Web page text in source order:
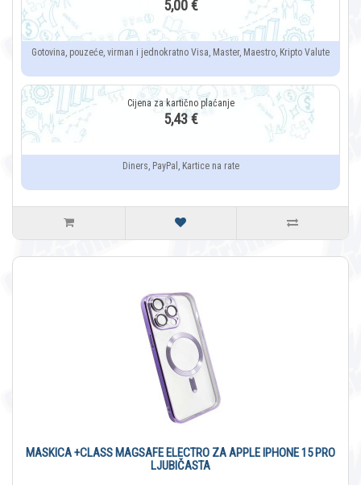
5,00 €
Gotovina, pouzeće, virman i jednokratno Visa, Master, Maestro, Kripto Valute
5,43 €
Diners, PayPal, Kartice na rate
MASKICA +CLASS MAGSAFE ELECTRO ZA APPLE IPHONE 15 PRO
LJUBIČASTA